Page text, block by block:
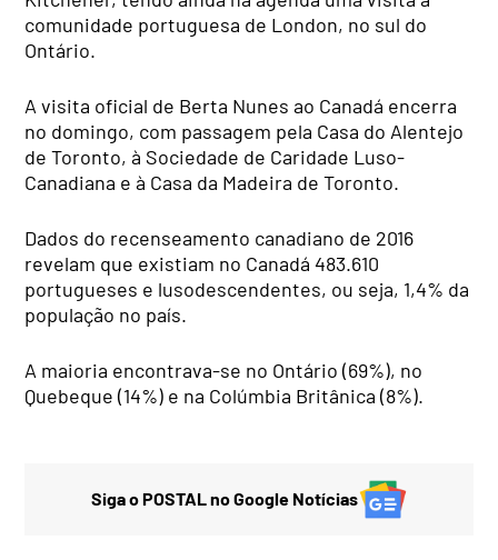
comunidade portuguesa de London, no sul do
Ontário.
A visita oficial de Berta Nunes ao Canadá encerra
no domingo, com passagem pela Casa do Alentejo
de Toronto, à Sociedade de Caridade Luso-
Canadiana e à Casa da Madeira de Toronto.
Dados do recenseamento canadiano de 2016
revelam que existiam no Canadá 483.610
portugueses e lusodescendentes, ou seja, 1,4% da
população no país.
A maioria encontrava-se no Ontário (69%), no
Quebeque (14%) e na Colúmbia Britânica (8%).
Siga o POSTAL no Google Notícias